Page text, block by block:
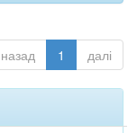
назад 1 далі